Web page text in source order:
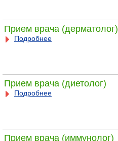
Прием врача (дерматолог)
Подробнее
Прием врача (диетолог)
Подробнее
Прием врача (иммунолог)